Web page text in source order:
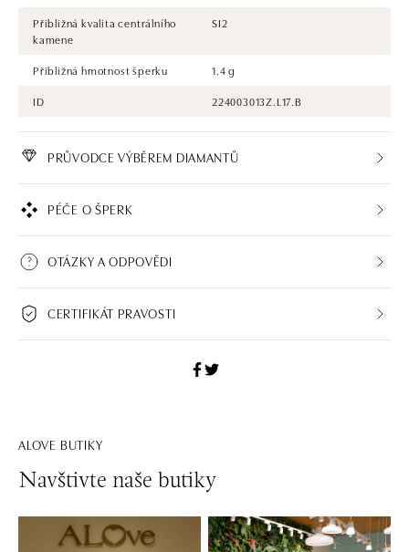
Přibližná kvalita centrálního
kamene
SI2
Přibližná hmotnost šperku
1.4 g
ID
224003013Z.L17.B
PRŮVODCE VÝBĚREM DIAMANTŮ
PÉČE O ŠPERK
OTÁZKY A ODPOVĚDI
CERTIFIKÁT PRAVOSTI
ALOVE BUTIKY
Navštivte naše butiky